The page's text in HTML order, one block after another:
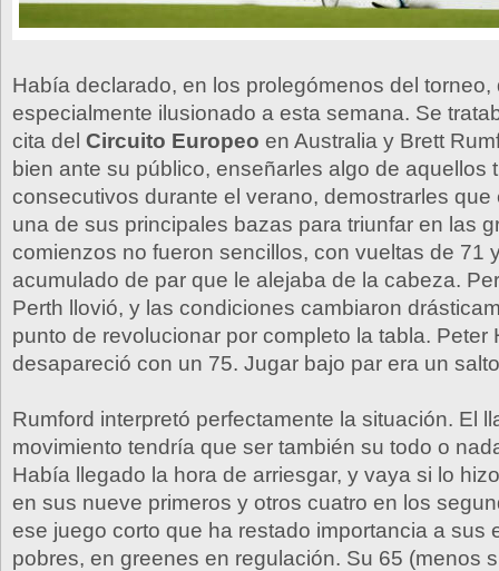
Había declarado, en los prolegómenos del torneo,
especialmente ilusionado a esta semana. Se
cita del Circuito Europeo en Australia y Brett
bien ante su público, enseñarles algo de aquellos
consecutivos durante el verano, demostrarles que
una de sus principales bazas para triunfar en las
comienzos no fueron sencillos, con vueltas de 71
acumulado de par que le alejaba de la cabeza.
Perth llovió, y las condiciones cambiaron
punto de revolucionar por completo la tabla. Peter
desapareció con un 75. Jugar bajo par era un
Rumford interpretó perfectamente la situación. El
movimiento tendría que ser también su todo o
Había llegado la hora de arriesgar, y vaya si lo
en sus nueve primeros y otros cuatro en los
ese juego corto que ha restado importancia a sus
pobres, en greenes en regulación. Su 65 (menos